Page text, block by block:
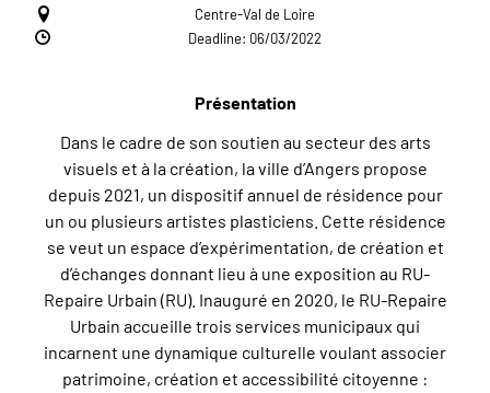
Centre-Val de Loire
Deadline: 06/03/2022
Présentation
Dans le cadre de son soutien au secteur des arts
visuels et à la création, la ville d’Angers propose
depuis 2021, un dispositif annuel de résidence pour
un ou plusieurs artistes plasticiens. Cette résidence
se veut un espace d’expérimentation, de création et
d’échanges donnant lieu à une exposition au RU-
Repaire Urbain (RU). Inauguré en 2020, le RU-Repaire
Urbain accueille trois services municipaux qui
incarnent une dynamique culturelle voulant associer
patrimoine, création et accessibilité citoyenne :